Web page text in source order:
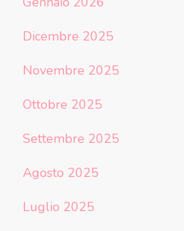
Dicembre 2025
Novembre 2025
Ottobre 2025
Settembre 2025
Agosto 2025
Luglio 2025